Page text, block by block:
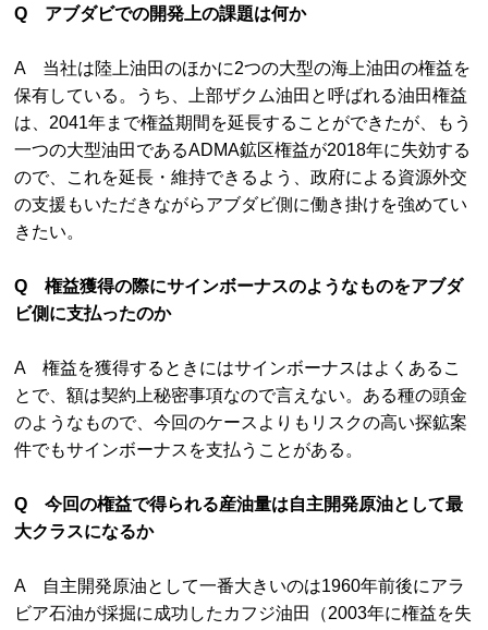
Q アブダビでの開発上の課題は何か
A 当社は陸上油田のほかに2つの大型の海上油田の権益を
保有している。うち、上部ザクム油田と呼ばれる油田権益
は、2041年まで権益期間を延長することができたが、もう
一つの大型油田であるADMA鉱区権益が2018年に失効する
ので、これを延長・維持できるよう、政府による資源外交
の支援もいただきながらアブダビ側に働き掛けを強めてい
きたい。
Q 権益獲得の際にサインボーナスのようなものをアブダ
ビ側に支払ったのか
A 権益を獲得するときにはサインボーナスはよくあるこ
とで、額は契約上秘密事項なので言えない。ある種の頭金
のようなもので、今回のケースよりもリスクの高い探鉱案
件でもサインボーナスを支払うことがある。
Q 今回の権益で得られる産油量は自主開発原油として最
大クラスになるか
A 自主開発原油として一番大きいのは1960年前後にアラ
ビア石油が採掘に成功したカフジ油田（2003年に権益を失